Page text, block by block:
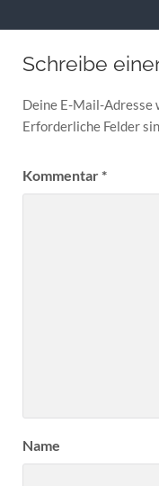
Schreibe
Deine E-Mail-
Erforderliche Felder
Kommentar*
Name